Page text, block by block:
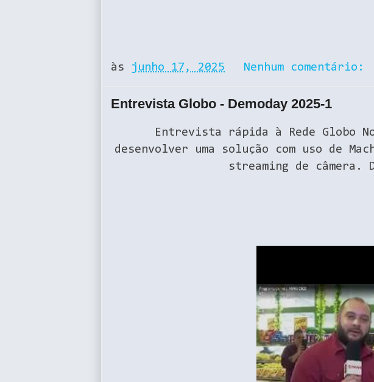
às junho 17, 2025 Nenhum comentário:
Entrevista Globo - Demoday 2025-1
Entrevista rápida à Rede Globo
desenvolver uma solução com uso de
streaming de câmera.